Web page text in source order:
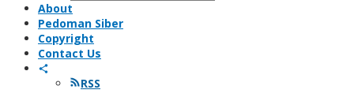
About
Pedoman Siber
Copyright
Contact Us
RSS